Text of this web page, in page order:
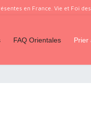
en France. Vie et Foi
FAQ Orientales Prier